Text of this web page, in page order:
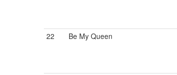
22
Be My Queen